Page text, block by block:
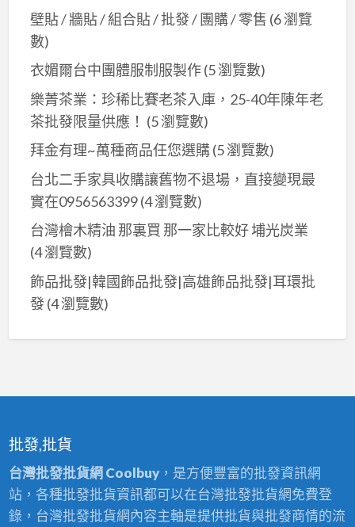
壁貼 / 牆貼 / 組合貼 / 批發 / 團購 / 零售 (6 瀏覽
數)
衣媚爾台中團體服制服製作(5 瀏覽數)
樂菁茶業：珍稀比賽老茶入庫，25-40年陳年老
茶批發限量供應！ (5 瀏覽數)
拜金有理~萬種商品任您選購(5 瀏覽數)
台北二手家具收購讓舊物不退場，直接變現最
實在0956563399(4 瀏覽數)
台灣檜木精油 那裏買 那一家比較好 埔光炭業
(4 瀏覽數)
飾品批發|韓國飾品批發|高雄飾品批發|耳環批
發(4 瀏覽數)
批發,批貨
台灣批發批貨網 Coolbuy，是方便豐富的批發資訊網
站，各種批發批貨資訊都可以在台灣批發批貨網免費登
錄，台灣批發批貨網內容主軸是提供批貨與批發商情的流